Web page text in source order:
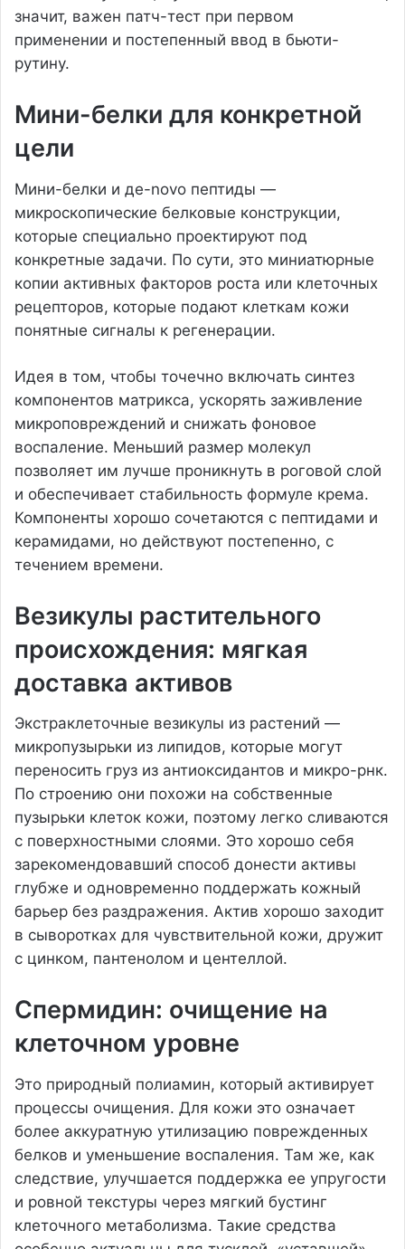
значит, важен патч-тест при первом
применении и постепенный ввод в бьюти-
рутину.
Мини-белки для конкретной
цели
Мини-белки и де-novo пептиды —
микроскопические белковые конструкции,
которые специально проектируют под
конкретные задачи. По сути, это миниатюрные
копии активных факторов роста или клеточных
рецепторов, которые подают клеткам кожи
понятные сигналы к регенерации.
Идея в том, чтобы точечно включать синтез
компонентов матрикса, ускорять заживление
микроповреждений и снижать фоновое
воспаление. Меньший размер молекул
позволяет им лучше проникнуть в роговой слой
и обеспечивает стабильность формуле крема.
Компоненты хорошо сочетаются с пептидами и
керамидами, но действуют постепенно, с
течением времени.
Везикулы растительного
происхождения: мягкая
доставка активов
Экстраклеточные везикулы из растений —
микропузырьки из липидов, которые могут
переносить груз из антиоксидантов и микро-рнк.
По строению они похожи на собственные
пузырьки клеток кожи, поэтому легко сливаются
с поверхностными слоями. Это хорошо себя
зарекомендовавший способ донести активы
глубже и одновременно поддержать кожный
барьер без раздражения. Актив хорошо заходит
в сыворотках для чувствительной кожи, дружит
с цинком, пантенолом и центеллой.
Спермидин: очищение на
клеточном уровне
Это природный полиамин, который активирует
процессы очищения. Для кожи это означает
более аккуратную утилизацию поврежденных
белков и уменьшение воспаления. Там же, как
следствие, улучшается поддержка ее упругости
и ровной текстуры через мягкий бустинг
клеточного метаболизма. Такие средства